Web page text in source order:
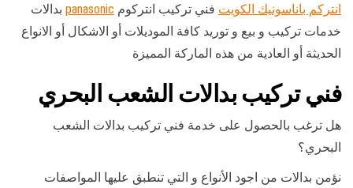
انتركم باناسونيك الكويت فني تركيب انتركوم panasonic بدالات
خدمات تركيب و بيع و توريد كافة الموديلات أو الاشكال أو الانواع
الحديثة أو العادية من هذه الماركة المميزة
فني تركيب بدالات الشعب البحري
هل ترغب بالحصول على خدمة فني تركيب بدالات الشعب
البحري؟
نؤمن بدالات من اجود الأنواع و التي تنطبق عليها المواصفات